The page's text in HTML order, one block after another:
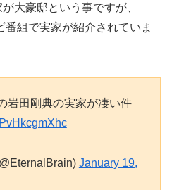
大豪邸という事ですが、
組で実家が紹介されていま
岩田剛典の実家が凄い件
January 19,